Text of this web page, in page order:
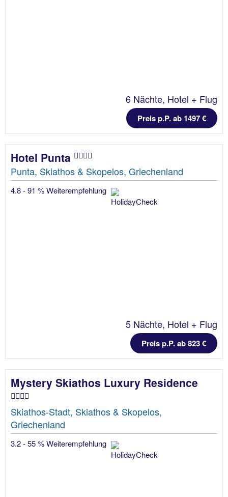
6 Nächte, Hotel + Flug
Preis p.P. ab 1497 €
Hotel Punta
Punta, Skiathos & Skopelos, Griechenland
4.8 - 91 % Weiterempfehlung
5 Nächte, Hotel + Flug
Preis p.P. ab 823 €
Mystery Skiathos Luxury Residence
Skiathos-Stadt, Skiathos & Skopelos,
Griechenland
3.2 - 55 % Weiterempfehlung